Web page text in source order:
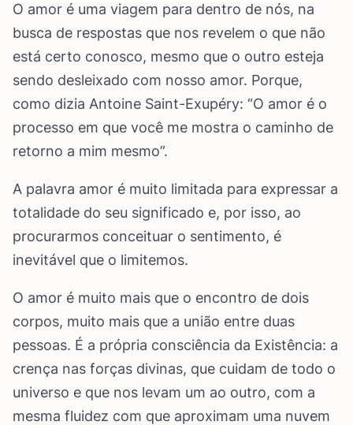
O amor é uma viagem para dentro de nós, na
busca de respostas que nos revelem o que não
está certo conosco, mesmo que o outro esteja
sendo desleixado com nosso amor. Porque,
como dizia Antoine Saint-Exupéry: “O amor é o
processo em que você me mostra o caminho de
retorno a mim mesmo”.
A palavra amor é muito limitada para expressar a
totalidade do seu significado e, por isso, ao
procurarmos conceituar o sentimento, é
inevitável que o limitemos.
O amor é muito mais que o encontro de dois
corpos, muito mais que a união entre duas
pessoas. É a própria consciência da Existência: a
crença nas forças divinas, que cuidam de todo o
universo e que nos levam um ao outro, com a
mesma fluidez com que aproximam uma nuvem